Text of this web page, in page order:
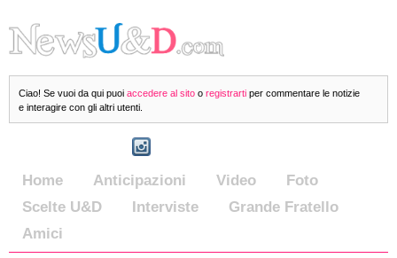
Ciao! Se vuoi da qui puoi accedere al sito o registrarti per commentare le notizie
e interagire con gli altri utenti.
Home Anticipazioni Video
Foto
Scelte U&D
Interviste
Grande Fratello
Amici